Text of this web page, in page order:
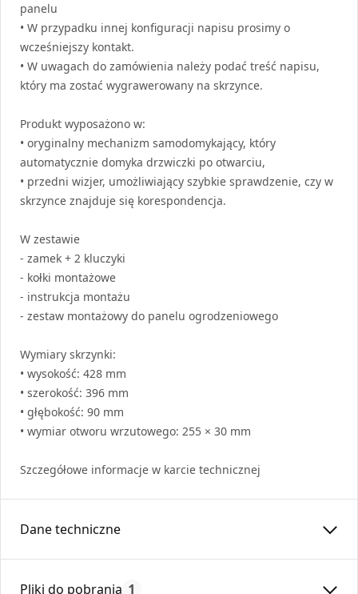
panelu
• W przypadku innej konfiguracji napisu prosimy o
wcześniejszy kontakt.
• W uwagach do zamówienia należy podać treść napisu,
który ma zostać wygrawerowany na skrzynce.
Produkt wyposażono w:
• oryginalny mechanizm samodomykający, który
automatycznie domyka drzwiczki po otwarciu,
• przedni wizjer, umożliwiający szybkie sprawdzenie, czy w
skrzynce znajduje się korespondencja.
W zestawie
- zamek + 2 kluczyki
- kołki montażowe
- instrukcja montażu
- zestaw montażowy do panelu ogrodzeniowego
Wymiary skrzynki:
• wysokość: 428 mm
• szerokość: 396 mm
• głębokość: 90 mm
• wymiar otworu wrzutowego: 255 × 30 mm
Szczegółowe informacje w karcie technicznej
Dane techniczne
Pliki do pobrania 1